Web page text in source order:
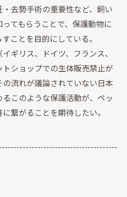
去勢手術の重要性など、飼い
てもらうことで、保護動物に
ことを目的にしている。
ギリス、ドイツ、フランス、
ショップでの生体販売禁止が
流れが議論されていない日本
このような保護活動が、ペッ
繋がることを期待したい。